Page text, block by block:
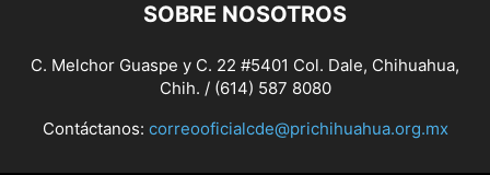
SOBRE NOSOTROS
C. Melchor Guaspe y C. 22 #5401 Col. Dale, Chihuahua,
Chih. / (614) 587 8080
Contáctanos: correooficialcde@prichihuahua.org.mx